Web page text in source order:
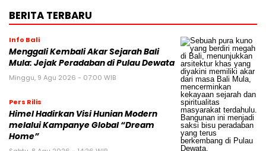
BERITA TERBARU
Info Bali
Menggali Kembali Akar Sejarah Bali
Mula: Jejak Peradaban di Pulau Dewata
Minggu, 9 Agu 2026 - 07:00 WIB
Pers Rilis
Himel Hadirkan Visi Hunian Modern
melalui Kampanye Global “Dream
Home”